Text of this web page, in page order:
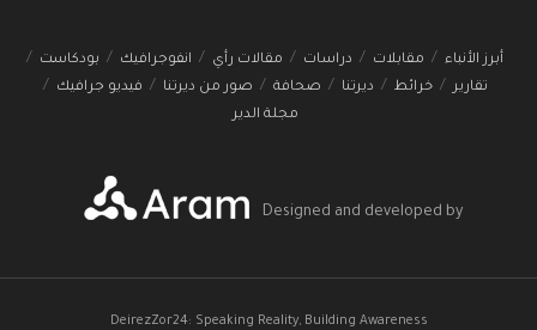
أبرز الأنباء مقابلات دراسات مقالات رأي انفوجرافيك
بودكاست
تقارير
خرائط ديرتنا صحافة صور من ديرتنا
فيديو جرافيك
مجلة الدير
Designed and developed by
DeirezZor24: Speaking Reality, Building Awareness